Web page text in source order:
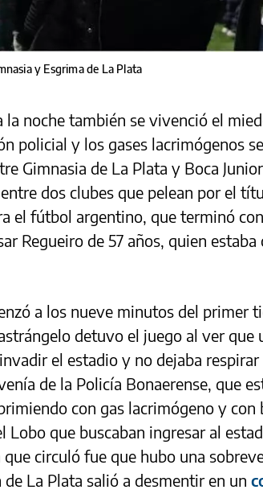
y Esgrima de La Plata
la noche también se vivenció el
policial y los gases lacrimógenos
Gimnasia de La Plata y Boca
dos clubes que pelean por el
el fútbol argentino, que terminó
Regueiro de 57 años, quien
a los nueve minutos del primer
detuvo el juego al ver que
el estadio y no dejaba
de la Policía Bonaerense, que
con gas lacrimógeno y con
Lobo que buscaban ingresar al
circuló fue que hubo una
La Plata salió a desmentir en un